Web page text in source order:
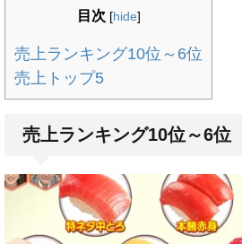
目次 [hide]
売上ランキング10位～6位
売上トップ5
売上ランキング10位～6位